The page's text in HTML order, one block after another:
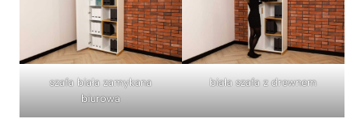
szafa biała zamykana
biurowa
biała szafa z drewnem